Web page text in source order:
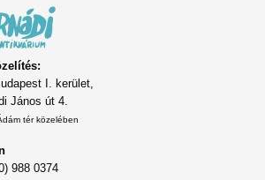
I. kerület,
János út 4.
tér közelében
988 0374